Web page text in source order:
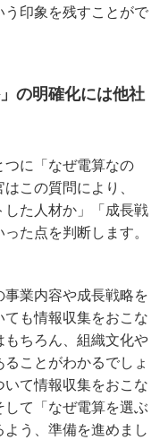
印象を残すことがで
の明確化には他社
に「なぜ電算なの
この質問により、
した人材か」「成長戦
た点を判断します。
業内容や成長戦略を
も情報収集をおこな
ちろん、組織文化や
ことがわかるでしょ
て情報収集をおこな
て「なぜ電算を選ぶ
う、準備を進めまし